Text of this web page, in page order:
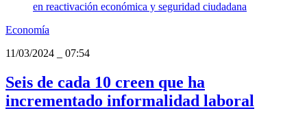
Economía
11/03/2024
07:54
Seis de cada 10 creen que ha
incrementado informalidad laboral